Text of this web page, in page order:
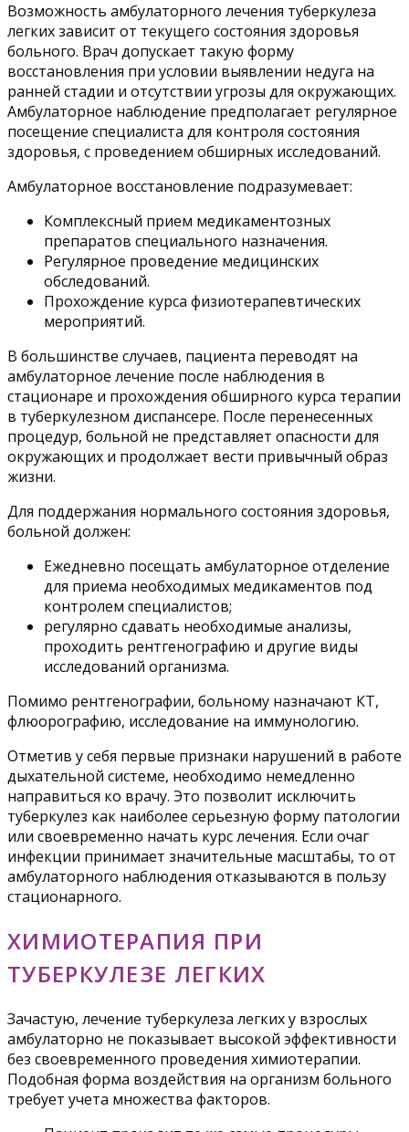
Возможность амбулаторного лечения туберкулеза
легких зависит от текущего состояния здоровья
больного. Врач допускает такую форму
восстановления при условии выявлении недуга на
ранней стадии и отсутствии угрозы для окружающих.
Амбулаторное наблюдение предполагает регулярное
посещение специалиста для контроля состояния
здоровья, с проведением обширных исследований.
Амбулаторное восстановление подразумевает:
Комплексный прием медикаментозных
препаратов специального назначения.
Регулярное проведение медицинских
обследований.
Прохождение курса физиотерапевтических
мероприятий.
В большинстве случаев, пациента переводят на
амбулаторное лечение после наблюдения в
стационаре и прохождения обширного курса терапии
в туберкулезном диспансере. После перенесенных
процедур, больной не представляет опасности для
окружающих и продолжает вести привычный образ
жизни.
Для поддержания нормального состояния здоровья,
больной должен:
Ежедневно посещать амбулаторное отделение
для приема необходимых медикаментов под
контролем специалистов;
регулярно сдавать необходимые анализы,
проходить рентгенографию и другие виды
исследований организма.
Помимо рентгенографии, больному назначают КТ,
флюорографию, исследование на иммунологию.
Отметив у себя первые признаки нарушений в работе
дыхательной системе, необходимо немедленно
направиться ко врачу. Это позволит исключить
туберкулез как наиболее серьезную форму патологии
или своевременно начать курс лечения. Если очаг
инфекции принимает значительные масштабы, то от
амбулаторного наблюдения отказываются в пользу
стационарного.
ХИМИОТЕРАПИЯ ПРИ
ТУБЕРКУЛЕЗЕ ЛЕГКИХ
Зачастую, лечение туберкулеза легких у взрослых
амбулаторно не показывает высокой эффективности
без своевременного проведения химиотерапии.
Подобная форма воздействия на организм больного
требует учета множества факторов.